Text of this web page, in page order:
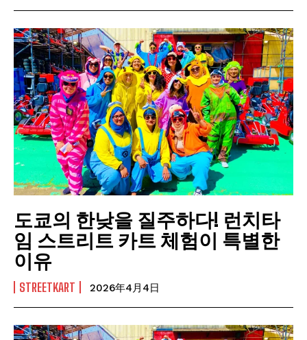
도쿄의 한낮을 질주하다! 런치타
임 스트리트 카트 체험이 특별한
이유
STREETKART 2026年4月4日